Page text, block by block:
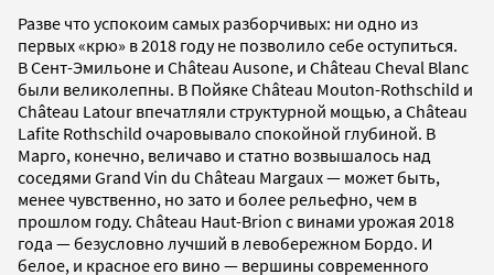
Разве что успокоим самых разборчивых: ни одно из
первых «крю» в 2018 году не позволило себе оступиться.
В Сент-Эмильоне и Château Ausone, и Château Cheval Blanc
были великолепны. В Пойяке Château Mouton-Rothschild и
Château Latour впечатляли структурной мощью, а Château
Lafite Rothschild очаровывало спокойной глубиной. В
Марго, конечно, величаво и статно возвышалось над
соседями Grand Vin du Château Margaux — может быть,
менее чувственно, но зато и более рельефно, чем в
прошлом году. Château Haut-Brion с винами урожая 2018
года — безусловно лучший в левобережном Бордо. И
белое, и красное его вино — вершины современного